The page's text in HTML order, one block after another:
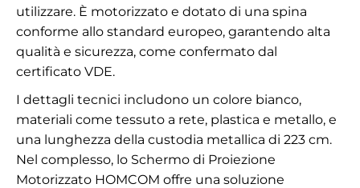
utilizzare. È motorizzato e dotato di una spina
conforme allo standard europeo, garantendo alta
qualità e sicurezza, come confermato dal
certificato VDE.
I dettagli tecnici includono un colore bianco,
materiali come tessuto a rete, plastica e metallo, e
una lunghezza della custodia metallica di 223 cm.
Nel complesso, lo Schermo di Proiezione
Motorizzato HOMCOM offre una soluzione